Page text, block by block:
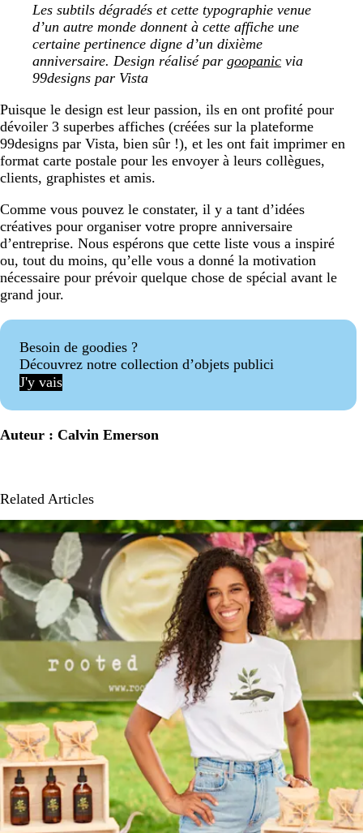
Les subtils dégradés et cette typographie venue
d’un autre monde donnent à cette affiche une
certaine pertinence digne d’un dixième
anniversaire. Design réalisé par goopanic via
99designs par Vista
Puisque le design est leur passion, ils en ont profité pour
dévoiler 3 superbes affiches (créées sur la plateforme
99designs par Vista, bien sûr !), et les ont fait imprimer en
format carte postale pour les envoyer à leurs collègues,
clients, graphistes et amis.
Comme vous pouvez le constater, il y a tant d’idées
créatives pour organiser votre propre anniversaire
d’entreprise. Nous espérons que cette liste vous a inspiré
ou, tout du moins, qu’elle vous a donné la motivation
nécessaire pour prévoir quelque chose de spécial avant le
grand jour.
Besoin de goodies ?
Découvrez notre collection d’objets publici
J'y vais
Auteur : Calvin Emerson
Related Articles